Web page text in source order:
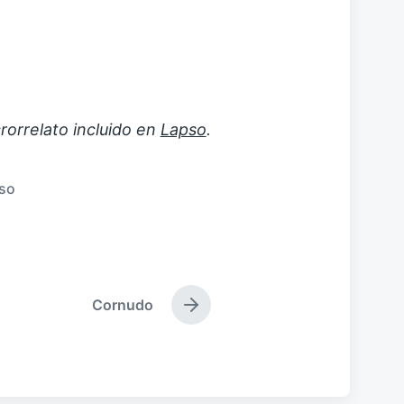
incluido en Lapso.
E
Cornudo